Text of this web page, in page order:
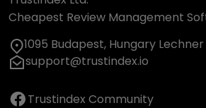
Cheapest Review Management
1095 Budapest, Hungary
support@trustindex.io
Trustindex Community